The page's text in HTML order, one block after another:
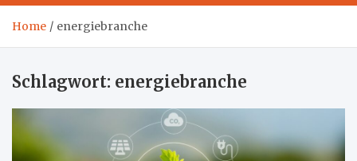
Home energiebranche
Schlagwort: energiebranche